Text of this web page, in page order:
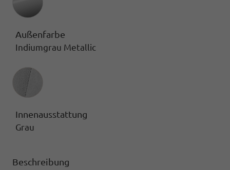
Außenfarbe
Indiumgrau Metallic
Innenausstattung
Innenausstattung
Grau
Beschreibung